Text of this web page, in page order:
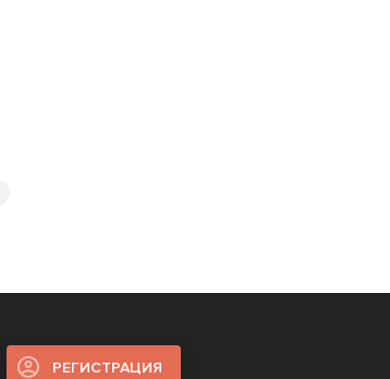
РЕГИСТРАЦИЯ